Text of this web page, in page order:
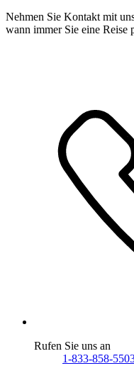
Nehmen Sie Kontakt mit
wann immer Sie eine Reise
Rufen Sie uns an
1-833-858-